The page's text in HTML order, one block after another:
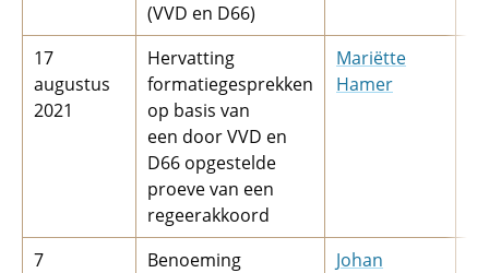
(VVD en D66)
17
augustus
2021
Hervatting
formatiegesprekken
op basis van
een door VVD en
D66 opgestelde
proeve van een
regeerakkoord
Mariëtte
Hamer
7
Benoeming
Johan